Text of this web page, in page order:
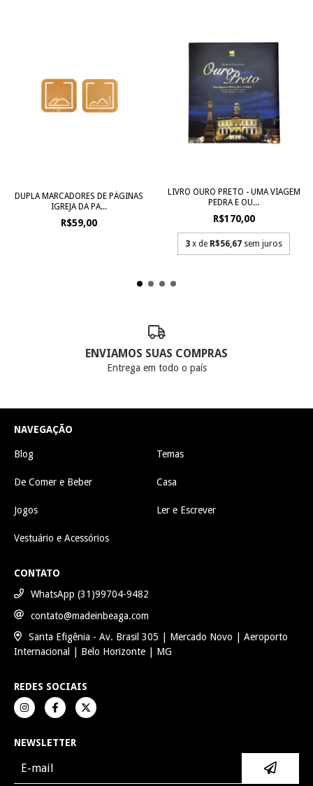
DUPLA MARCADORES DE PÁGINAS
IGREJA DA PA...
R$59,00
LIVRO OURO PRETO - UMA VIAGEM
PEDRA E OU...
R$170,00
3 x de R$56,67 sem juros
ENVIAMOS SUAS COMPRAS
Entrega em todo o país
NAVEGAÇÃO
Blog Temas
De Comer e Beber Casa
Jogos Ler e Escrever
Vestuário e Acessórios
CONTATO
WhatsApp (31)99704-9482
contato@madeinbeaga.com
Santa Efigênia - Av. Brasil 305 | Mercado Novo | Aeroporto
Internacional | Belo Horizonte | MG
REDES SOCIAIS
NEWSLETTER